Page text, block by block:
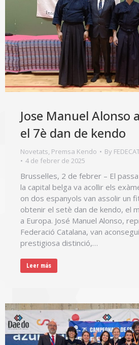
Jose Manuel Alonso
el 7è dan de kendo
Novetats, Premsa Kendo By
4 de febrer de 2025
Brussel·les, 2 de febrer – El
la capital belga va acollir els
on dos espanyols van assolir un
obtenir el setè dan de kendo, el
a Europa. José Manuel Alonso,
Federació Catalana, van
prestigiosa distinció,…
Leer más